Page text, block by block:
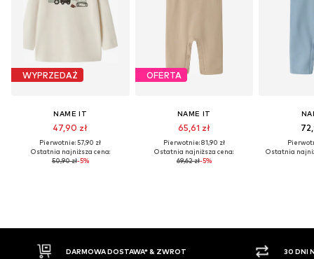
WYPRZEDAŻ
NAME IT
47,90 zł
Pierwotnie: 57,90 zł
Ostatnia najniższa cena:
50,90 zł-5%
OFERTA
NAME IT
65,61 zł
Pierwotnie: 81,90 zł
Ostatnia najniższa cena:
69,62 zł-5%
Ostatnia
30 DNI NA ZWROT TOWARU